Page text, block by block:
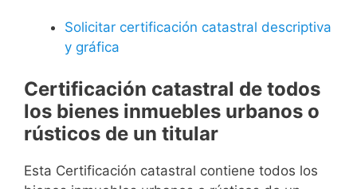
Solicitar certificación catastral descriptiva
y gráfica
Certificación catastral de todos
los bienes inmuebles urbanos o
rústicos de un titular
Esta Certificación catastral contiene todos los